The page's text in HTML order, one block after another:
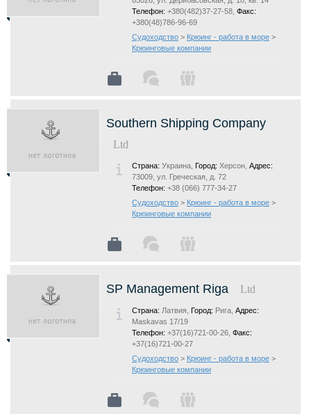
Телефон: +380(482)37-27-58, Факс:
+380(48)786-96-69
Судоходство > Крюинг - работа в море >
Крюинговые компании
Southern Shipping Company
Ltd
Страна: Украина, Город: Херсон, Адрес:
73009, ул. Греческая, д. 72
Телефон: +38 (066) 777-34-27
Судоходство > Крюинг - работа в море >
Крюинговые компании
SP Management Riga Ltd
Страна: Латвия, Город: Рига, Адрес:
Maskavas 17/19
Телефон: +37(16)721-00-26, Факс:
+37(16)721-00-27
Судоходство > Крюинг - работа в море >
Крюинговые компании